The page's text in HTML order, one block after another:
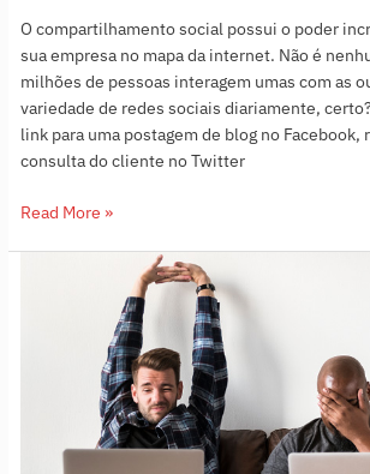
O compartilhamento social possui o poder
sua empresa no mapa da internet. Não é
milhões de pessoas interagem umas com as
variedade de redes sociais diariamente,
link para uma postagem de blog no Facebook,
consulta do cliente no Twitter
Read More »
sociais